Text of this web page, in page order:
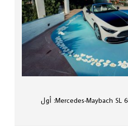
Mercedes-Maybach SL 680 Monogram Series: أول